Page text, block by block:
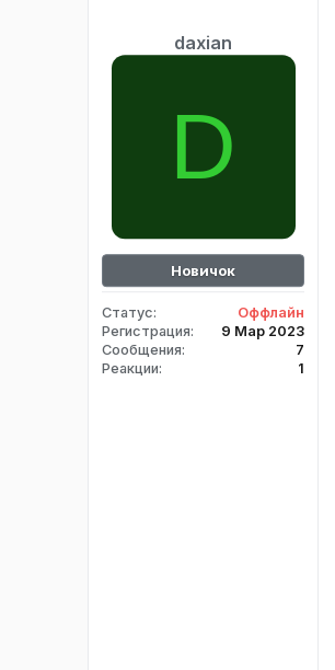
daxian
D
Новичок
Статус
Оффлайн
Регистрация
9 Мар 2023
Сообщения
7
Реакции
1